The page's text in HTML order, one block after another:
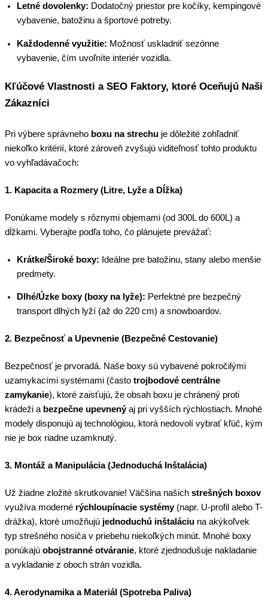
Letné dovolenky: Dodatočný priestor pre kočíky, kempingové
vybavenie, batožinu a športové potreby.
Každodenné využitie: Možnosť uskladniť sezónne
vybavenie, čím uvoľníte interiér vozidla.
Kľúčové Vlastnosti a SEO Faktory, ktoré Oceňujú Naši
Zákazníci
Pri výbere správneho boxu na strechu je dôležité zohľadniť
niekoľko kritérií, ktoré zároveň zvyšujú viditeľnosť tohto produktu
vo vyhľadávačoch:
1. Kapacita a Rozmery (Litre, Lyže a Dĺžka)
Ponúkame modely s rôznymi objemami (od 300L do 600L) a
dĺžkami. Vyberajte podľa toho, čo plánujete prevážať:
Krátke/Široké boxy: Ideálne pre batožinu, stany alebo menšie
predmety.
Dlhé/Úzke boxy (boxy na lyže): Perfektné pre bezpečný
transport dlhých lyží (až do 220 cm) a snowboardov.
2. Bezpečnosť a Upevnenie (Bezpečné Cestovanie)
Bezpečnosť je prvoradá. Naše boxy sú vybavené pokročilými
uzamykacími systémami (často trojbodové centrálne
zamykanie), ktoré zaisťujú, že obsah boxu je chránený proti
krádeži a bezpečne upevnenýaj pri vyšších rýchlostiach. Mnohé
modely disponujú aj technológiou, ktorá nedovolí vybrať kľúč, kým
nie je box riadne uzamknutý.
3. Montáž a Manipulácia (Jednoduchá Inštalácia)
Už žiadne zložité skrutkovanie! Väčšina našich strešných boxov
využíva moderné rýchloupínacie systémy(napr. U-profil alebo T-
drážka), ktoré umožňujú jednoduchú inštaláciu na akýkoľvek
typ strešného nosiča v priebehu niekoľkých minút. Mnohé boxy
ponúkajú obojstranné otváranie, ktoré zjednodušuje nakladanie
a vykladanie z oboch strán vozidla.
4. Aerodynamika a Materiál (Spotreba Paliva)